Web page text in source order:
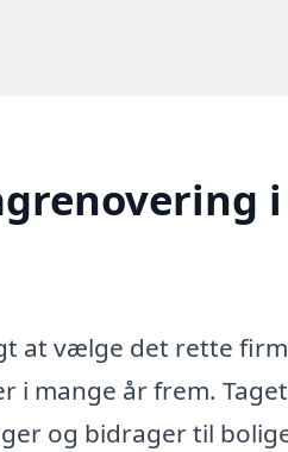
i
at vælge det rette
i mange år frem.
og bidrager til